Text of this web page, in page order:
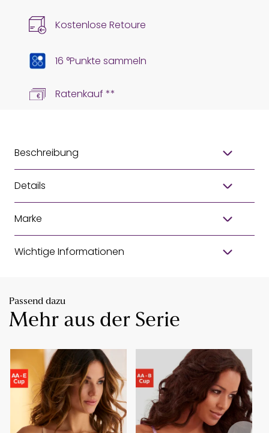
Kostenlose Retoure
16 °Punkte sammeln
Ratenkauf **
Beschreibung
Details
Marke
Wichtige Informationen
Passend dazu
Mehr aus der Serie